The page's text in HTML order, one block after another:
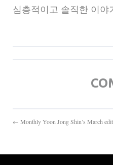
심층적이고 솔직한 이
← Monthly Yoon Jong Shin’s March